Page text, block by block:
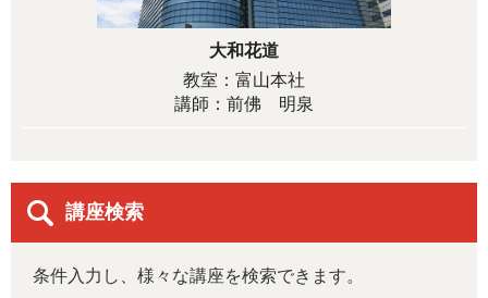
大和花道
教室：富山本社
講師：前佛 明泉
講座検索
条件入力し、様々な講座を検索できます。